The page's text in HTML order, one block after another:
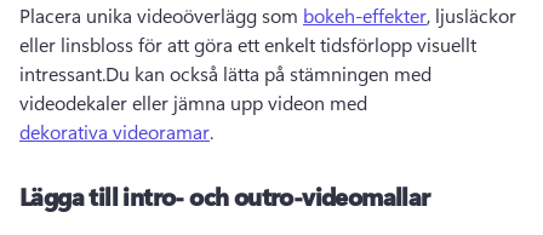
Placera unika videoöverlägg som bokeh-effekter, ljusläckor
eller linsbloss för att göra ett enkelt tidsförlopp visuellt
intressant.Du kan också lätta på stämningen med
videodekaler eller jämna upp videon med
dekorativa videoramar.
Lägga till intro- och outro-videomallar